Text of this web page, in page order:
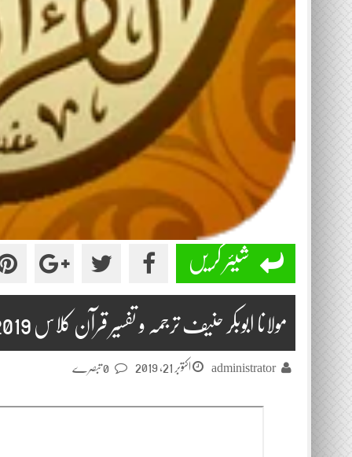
شیئر کریں
مولانا ابوبکر حنیف ترجمہ و تفسیر قرآن کلاس 2019-10-21
administrator اکتوبر 21, 2019